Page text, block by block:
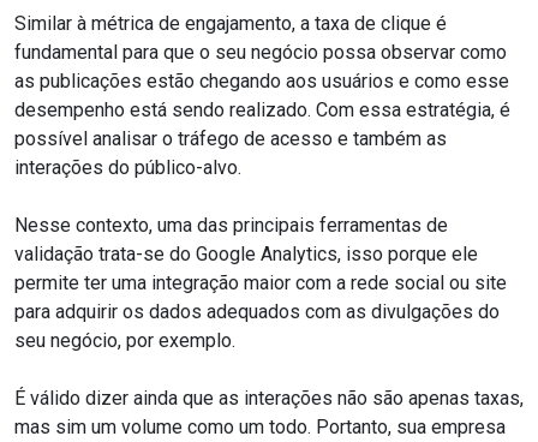
Similar à métrica de engajamento, a taxa de clique é
fundamental para que o seu negócio possa observar como
as publicações estão chegando aos usuários e como esse
desempenho está sendo realizado. Com essa estratégia, é
possível analisar o tráfego de acesso e também as
interações do público-alvo.
Nesse contexto, uma das principais ferramentas de
validação trata-se do Google Analytics, isso porque ele
permite ter uma integração maior com a rede social ou site
para adquirir os dados adequados com as divulgações do
seu negócio, por exemplo.
É válido dizer ainda que as interações não são apenas taxas,
mas sim um volume como um todo. Portanto, sua empresa